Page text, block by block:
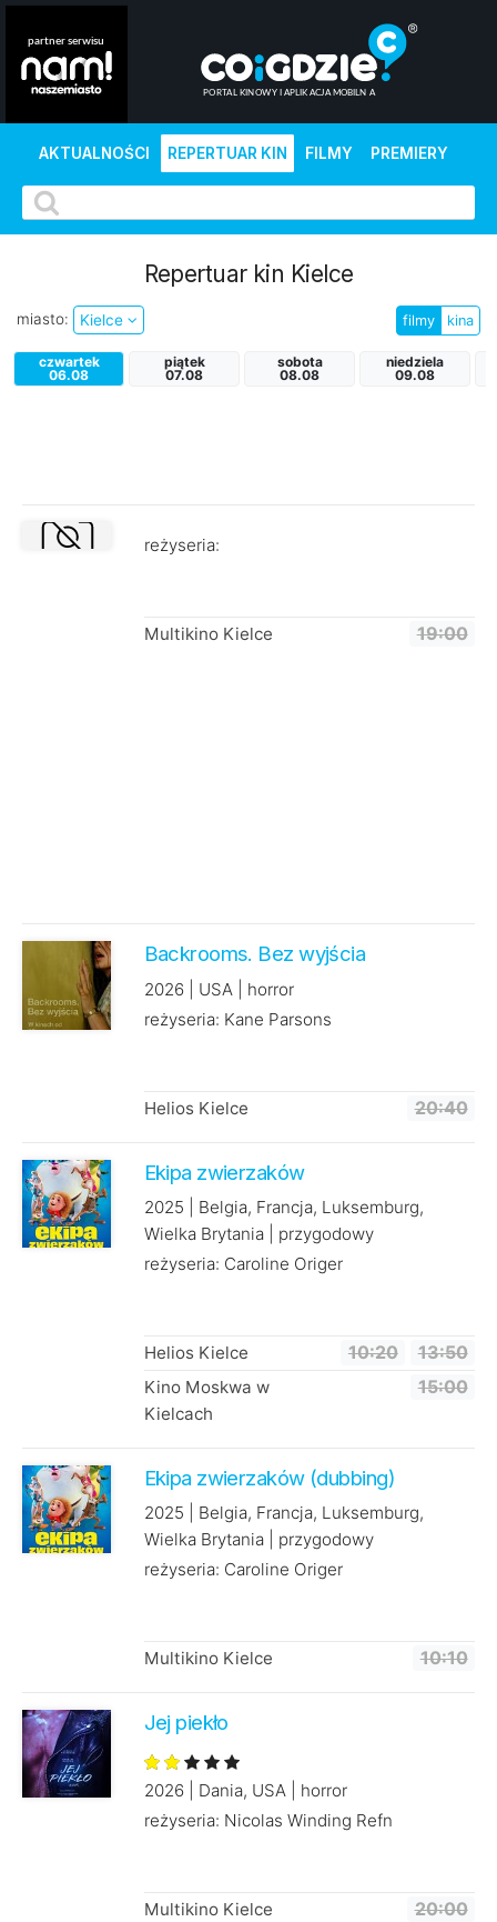
AKTUALNOŚCI REPERTUAR KIN FILMY PREMIERY
Repertuar kin Kielce
miasto: Kielce filmy kina
czwartek
06.08
piątek
07.08
sobota
08.08
niedziela
09.08
reżyseria:
Multikino Kielce 19:00
Backrooms. Bez wyjścia
2026 | USA | horror
reżyseria: Kane Parsons
Helios Kielce 20:40
Ekipa zwierzaków
2025 | Belgia, Francja, Luksemburg,
Wielka Brytania | przygodowy
reżyseria: Caroline Origer
Helios Kielce 10:20
13:50
Kino Moskwa w
Kielcach
15:00
Ekipa zwierzaków (dubbing)
2025 | Belgia, Francja, Luksemburg,
Wielka Brytania | przygodowy
reżyseria: Caroline Origer
Multikino Kielce 10:10
Jej piekło
2026 | Dania, USA | horror
reżyseria: Nicolas Winding Refn
Multikino Kielce 20:00